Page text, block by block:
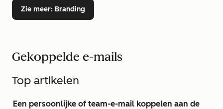
Zie meer: Branding
Gekoppelde e-mails
Top artikelen
Een persoonlijke of team-e-mail koppelen aan de